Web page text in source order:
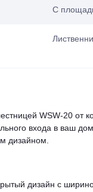
С
WSW-20 от
входа в ваш
дизайном.
дизайн с